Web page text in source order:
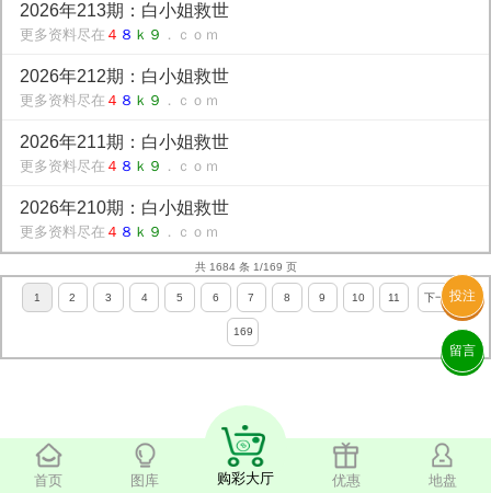
首页 图库 购彩大厅 优惠 地盘
投注
留言
2026年213期：白小姐救世
更多资料尽在 ４ ８ ｋ９ ．ｃｏｍ
2026年212期：白小姐救世
更多资料尽在 ４ ８ ｋ９ ．ｃｏｍ
2026年211期：白小姐救世
更多资料尽在 ４ ８ ｋ９ ．ｃｏｍ
2026年210期：白小姐救世
更多资料尽在 ４ ８ ｋ９ ．ｃｏｍ
共 1684 条 1/169 页
1 2 3 4 5 6 7 8 9 10 11 下一页
169